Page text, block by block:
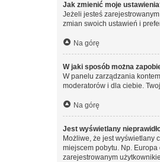
Jak zmienić moje
Jeżeli jesteś
zmian swoich ustawień i
Na górę
W jaki sposób można
W panelu zarządzania
moderatorów i dla ciebie.
Na górę
Jest wyświetlany
Możliwe, że jest wyświetlany
miejscem pobytu. Np.
zarejestrowanym